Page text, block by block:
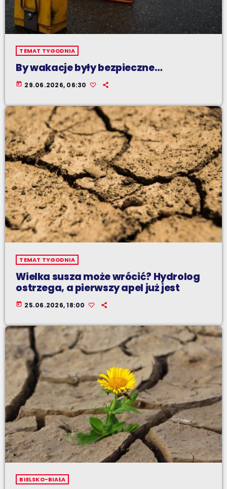
TEMAT TYGODNIA
By wakacje były bezpieczne…
today 29.06.2026, 06:30
TEMAT TYGODNIA
Wielka susza może wrócić? Hydrolog
ostrzega, a pierwszy apel już jest
today 25.06.2026, 18:00
BIELSKO-BIAŁA